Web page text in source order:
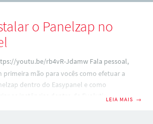
o Panelzap no
youtu.be/rb4vR-Jdamw Fala pessoal,
primeira mão para vocês como efetuar a
dentro do Easypanel e como
as instâncias dentro da Evolution API.
LEIA MAIS →